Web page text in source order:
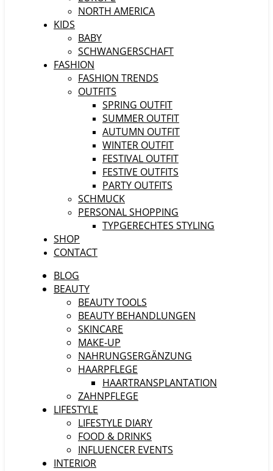
NORTH AMERICA
KIDS
BABY
SCHWANGERSCHAFT
FASHION
FASHION TRENDS
OUTFITS
SPRING OUTFIT
SUMMER OUTFIT
AUTUMN OUTFIT
WINTER OUTFIT
FESTIVAL OUTFIT
FESTIVE OUTFITS
PARTY OUTFITS
SCHMUCK
PERSONAL SHOPPING
TYPGERECHTES STYLING
SHOP
CONTACT
BLOG
BEAUTY
BEAUTY TOOLS
BEAUTY BEHANDLUNGEN
SKINCARE
MAKE-UP
NAHRUNGSERGÄNZUNG
HAARPFLEGE
HAARTRANSPLANTATION
ZAHNPFLEGE
LIFESTYLE
LIFESTYLE DIARY
FOOD & DRINKS
INFLUENCER EVENTS
INTERIOR